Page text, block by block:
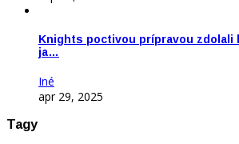
Knights poctivou prípravou zdolali
ja…
Iné
apr 29, 2025
Tagy